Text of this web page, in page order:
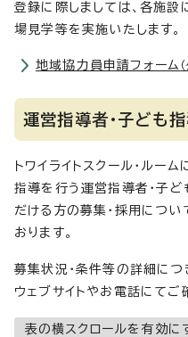
登録に際しましては、各施
場見学等を実施いたします。
地域協力員申請フォーム
運営指導者・子ども
トワイライトスクール・ルー
指導を行う運営指導者・子
だける方の募集・採用につ
おります。
募集状況・条件等の詳細に
ウェブサイトやお電話にてご
表の横スクロールを有効に